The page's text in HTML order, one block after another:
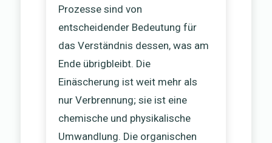
Prozesse sind von
entscheidender Bedeutung für
das Verständnis dessen, was am
Ende übrigbleibt. Die
Einäscherung ist weit mehr als
nur Verbrennung; sie ist eine
chemische und physikalische
Umwandlung. Die organischen